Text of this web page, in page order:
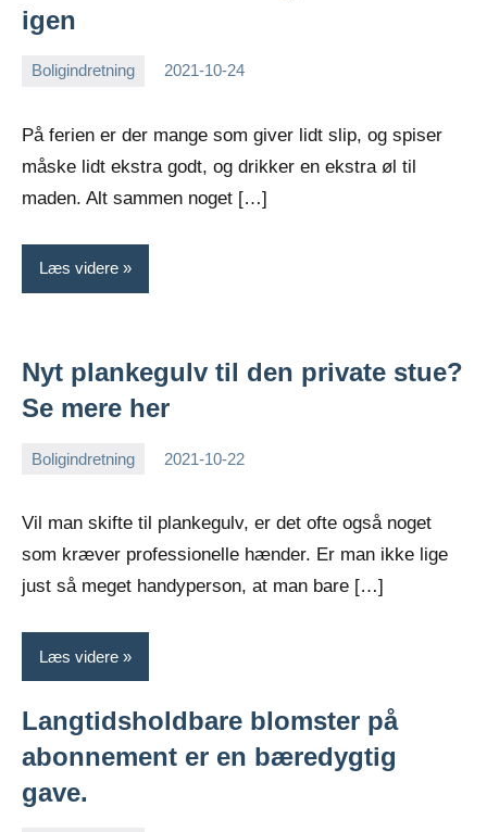
igen
Boligindretning 2021-10-24
Esben
På ferien er der mange som giver lidt slip, og spiser
måske lidt ekstra godt, og drikker en ekstra øl til
maden. Alt sammen noget […]
Læs videre
Nyt plankegulv til den private stue?
Se mere her
Boligindretning 2021-10-22
Esben
Vil man skifte til plankegulv, er det ofte også noget
som kræver professionelle hænder. Er man ikke lige
just så meget handyperson, at man bare […]
Læs videre
Langtidsholdbare blomster på
abonnement er en bæredygtig
gave.